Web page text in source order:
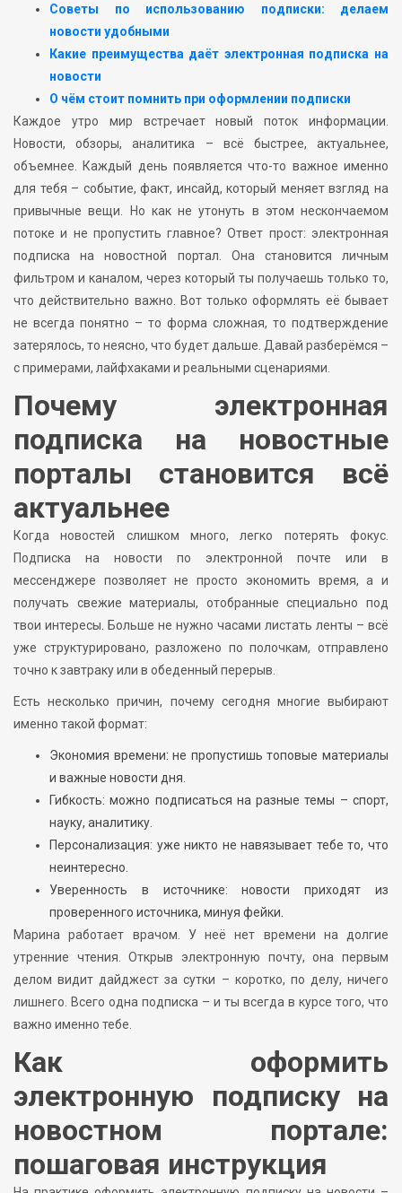
Советы по использованию подписки: делаем
новости удобными
Какие преимущества даёт электронная подписка на
новости
О чём стоит помнить при оформлении подписки
Каждое утро мир встречает новый поток информации.
Новости, обзоры, аналитика – всё быстрее, актуальнее,
объемнее. Каждый день появляется что-то важное именно
для тебя – событие, факт, инсайд, который меняет взгляд на
привычные вещи. Но как не утонуть в этом нескончаемом
потоке и не пропустить главное? Ответ прост: электронная
подписка на новостной портал. Она становится личным
фильтром и каналом, через который ты получаешь только то,
что действительно важно. Вот только оформлять её бывает
не всегда понятно – то форма сложная, то подтверждение
затерялось, то неясно, что будет дальше. Давай разберёмся –
с примерами, лайфхаками и реальными сценариями.
Почему электронная
подписка на новостные
порталы становится всё
актуальнее
Когда новостей слишком много, легко потерять фокус.
Подписка на новости по электронной почте или в
мессенджере позволяет не просто экономить время, а и
получать свежие материалы, отобранные специально под
твои интересы. Больше не нужно часами листать ленты – всё
уже структурировано, разложено по полочкам, отправлено
точно к завтраку или в обеденный перерыв.
Есть несколько причин, почему сегодня многие выбирают
именно такой формат:
Экономия времени: не пропустишь топовые материалы
и важные новости дня.
Гибкость: можно подписаться на разные темы – спорт,
науку, аналитику.
Персонализация: уже никто не навязывает тебе то, что
неинтересно.
Уверенность в источнике: новости приходят из
проверенного источника, минуя фейки.
Марина работает врачом. У неё нет времени на долгие
утренние чтения. Открыв электронную почту, она первым
делом видит дайджест за сутки – коротко, по делу, ничего
лишнего. Всего одна подписка – и ты всегда в курсе того, что
важно именно тебе.
Как оформить
электронную подписку на
новостном портале:
пошаговая инструкция